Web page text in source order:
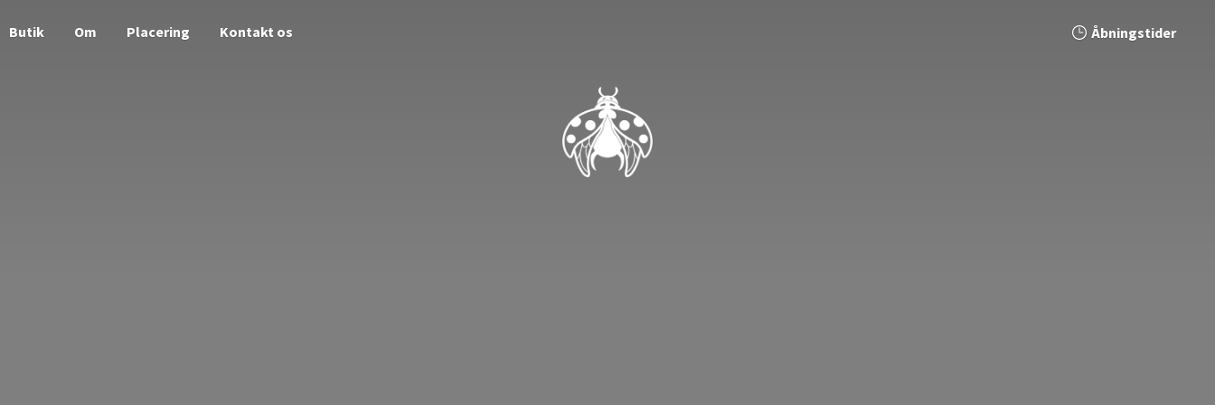
Butik Om Placering Kontakt os Åbningstider